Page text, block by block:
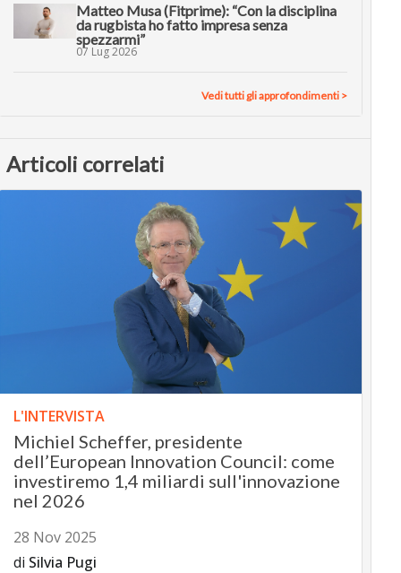
Matteo Musa (Fitprime): “Con la disciplina
da rugbista ho fatto impresa senza
spezzarmi”
07 Lug 2026
Vedi tutti gli approfondimenti >
Articoli correlati
L'INTERVISTA
Michiel Scheffer, presidente
dell’European Innovation Council: come
investiremo 1,4 miliardi sull'innovazione
nel 2026
28 Nov 2025
di Silvia Pugi